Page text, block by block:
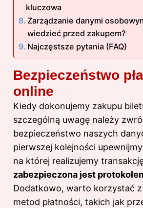
kluczowa
Zarządzanie danymi
wiedzieć przed zakupem?
Najczęstsze pytania (FAQ)
Bezpieczeństwo
online
Kiedy dokonujemy zakupu
szczególną uwagę należy
bezpieczeństwo naszych
pierwszej kolejności
na której realizujemy
zabezpieczona jest
Dodatkowo, warto korzystać
metod płatności, takich jak